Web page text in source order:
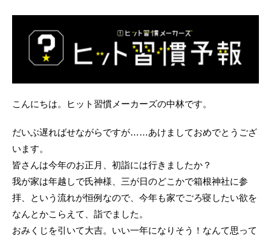
こんにちは。ヒット習慣メーカーズの中林です。
だいぶ遅ればせながらですが……あけましておめでとうござ
います。
皆さんは今年のお正月、初詣には行きましたか？
我が家は年越しで氏神様、三が日のどこかで箱根神社に参
拝、という流れが恒例なので、今年も家でごろ寝したい欲を
なんとかこらえて、詣でました。
おみくじを引いて大吉。いい一年になりそう！なんて思って